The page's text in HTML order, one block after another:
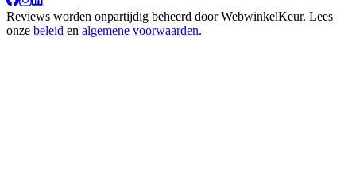
Reviews worden onpartijdig beheerd doorWebwinkelKeur. Lees
onze beleid en algemene voorwaarden.